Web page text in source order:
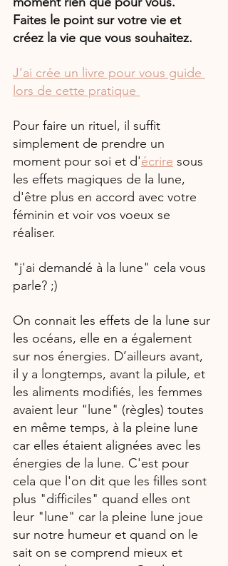
Faites le point sur votre vie et
créez la vie que vous souhaitez.
J’ai crée un livre pour vous guide
lors de cette pratique
Pour faire un rituel, il suffit
simplement de prendre un
moment pour soi et d'écrire sous
les effets magiques de la lune,
d'être plus en accord avec votre
féminin et voir vos voeux se
réaliser.
"j'ai demandé à la lune" cela vous
parle? ;)
On connait les effets de la lune sur
les océans, elle en a également
sur nos énergies. D’ailleurs avant,
il y a longtemps, avant la pilule, et
les aliments modifiés, les femmes
avaient leur "lune" (règles) toutes
en même temps, à la pleine lune
car elles étaient alignées avec les
énergies de la lune. C'est pour
cela que l'on dit que les filles sont
plus "difficiles" quand elles ont
leur "lune" car la pleine lune joue
sur notre humeur et quand on le
sait on se comprend mieux et